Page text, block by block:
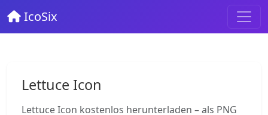
IcoSix
Lettuce Icon
Lettuce Icon kostenlos herunterladen – als PNG